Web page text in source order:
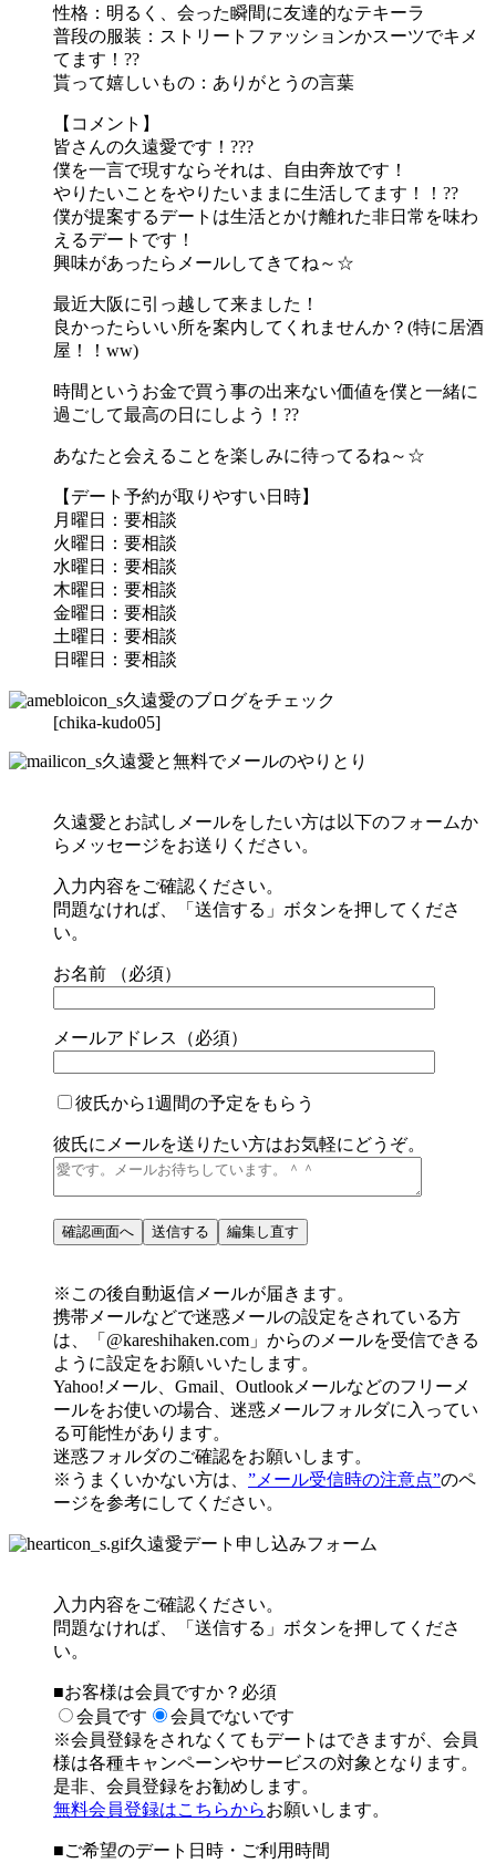
性格：明るく、会った瞬間に友達的なテキーラ
普段の服装：ストリートファッションかスーツでキメ
てます！??
貰って嬉しいもの：ありがとうの言葉
【コメント】
皆さんの久遠愛です！???
僕を一言で現すならそれは、自由奔放です！
やりたいことをやりたいままに生活してます！！??
僕が提案するデートは生活とかけ離れた非日常を味わ
えるデートです！
興味があったらメールしてきてね～☆
最近大阪に引っ越して来ました！
良かったらいい所を案内してくれませんか？(特に居酒
屋！！ww)
時間というお金で買う事の出来ない価値を僕と一緒に
過ごして最高の日にしよう！??
あなたと会えることを楽しみに待ってるね～☆
【デート予約が取りやすい日時】
月曜日：要相談
火曜日：要相談
水曜日：要相談
木曜日：要相談
金曜日：要相談
土曜日：要相談
日曜日：要相談
久遠愛のブログをチェック
[chika-kudo05]
久遠愛と無料でメールのやりとり
久遠愛とお試しメールをしたい方は以下のフォームか
らメッセージをお送りください。
入力内容をご確認ください。
問題なければ、「送信する」ボタンを押してくださ
い。
お名前 （必須）
メールアドレス（必須）
彼氏から1週間の予定をもらう
彼氏にメールを送りたい方はお気軽にどうぞ。
※この後自動返信メールが届きます。
携帯メールなどで迷惑メールの設定をされている方
は、
「@kareshihaken.com」 からのメールを受信できる
ように設定をお願いいたします。
Yahoo!メール、Gmail、Outlookメールなどのフリーメ
ールをお使いの場合、 迷惑メールフォルダに入ってい
る可能性があります。
迷惑フォルダのご確認をお願いします。
※うまくいかない方は、 ”メール受信時の注意点”のペ
ージを参考にしてください。
久遠愛デート申し込みフォーム
入力内容をご確認ください。
問題なければ、「送信する」ボタンを押してくださ
い。
■お客様は会員ですか？ 必須
会員です
会員でないです
※会員登録をされなくてもデートはできますが、 会員
様は各種キャンペーンやサービスの対象となります。
是非、会員登録をお勧めします。
無料会員登録はこちらからお願いします。
■ご希望のデート日時・ご利用時間